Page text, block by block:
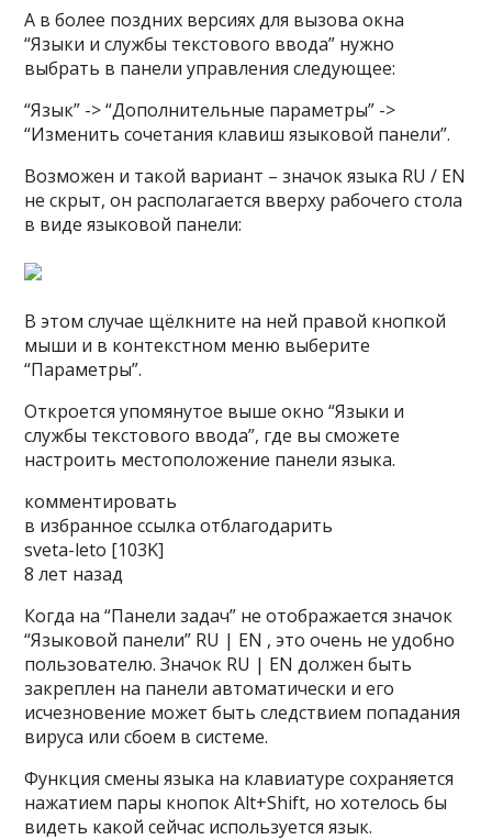
А в более поздних версиях для вызова окна
“Языки и службы текстового ввода” нужно
выбрать в панели управления следующее:
“Язык” -> “Дополнительные параметры” ->
“Изменить сочетания клавиш языковой панели”.
Возможен и такой вариант – значок языка RU / EN
не скрыт, он располагается вверху рабочего стола
в виде языковой панели:
В этом случае щёлкните на ней правой кнопкой
мыши и в контекстном меню выберите
“Параметры”.
Откроется упомянутое выше окно “Языки и
службы текстового ввода”, где вы сможете
настроить местоположение панели языка.
комментировать
в избранное ссылка отблагодарить
sveta-leto [103K]
8 лет назад
Когда на “Панели задач” не отображается значок
“Языковой панели” RU | EN , это очень не удобно
пользователю. Значок RU | EN должен быть
закреплен на панели автоматически и его
исчезновение может быть следствием попадания
вируса или сбоем в системе.
Функция смены языка на клавиатуре сохраняется
нажатием пары кнопок Alt+Shift, но хотелось бы
видеть какой сейчас используется язык.